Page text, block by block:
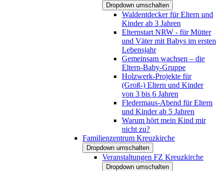
Dropdown umschalten
Waldentdecker für Eltern und
Kinder ab 3 Jahren
Elternstart NRW - für Mütter
und Väter mit Babys im ersten
Lebensjahr
Gemeinsam wachsen – die
Eltern-Baby-Gruppe
Holzwerk-Projekte für
(Groß-) Eltern und Kinder
von 3 bis 6 Jahren
Fledermaus-Abend für Eltern
und Kinder ab 5 Jahren
Warum hört mein Kind mir
nicht zu?
Familienzentrum Kreuzkirche
Dropdown umschalten
Veranstaltungen FZ Kreuzkirche
Dropdown umschalten